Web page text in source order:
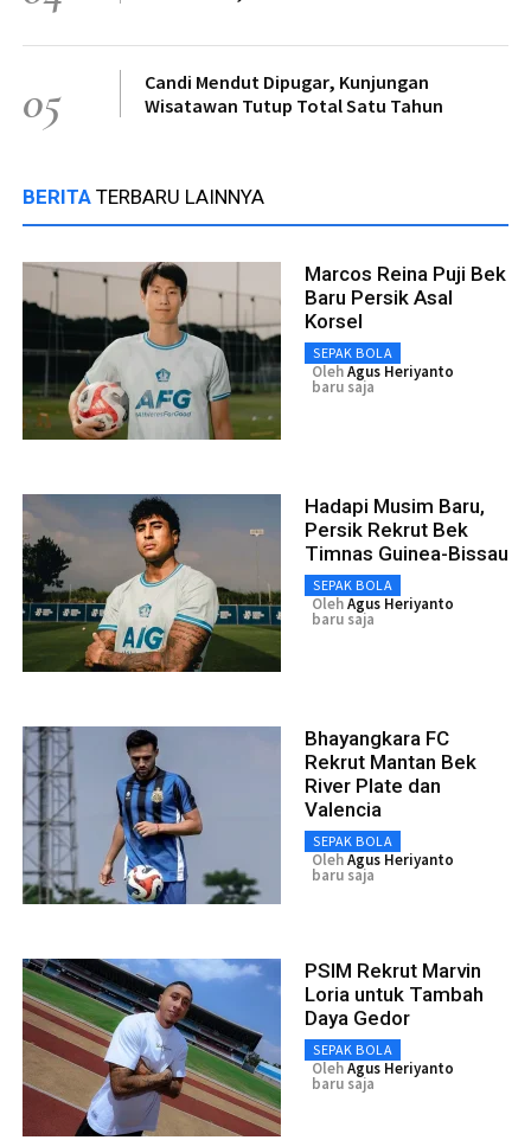
05
Candi Mendut Dipugar, Kunjungan
Wisatawan Tutup Total Satu Tahun
BERITA TERBARU LAINNYA
Marcos Reina Puji Bek
Baru Persik Asal
Korsel
SEPAK BOLA
OlehAgus Heriyanto
baru saja
Hadapi Musim Baru,
Persik Rekrut Bek
Timnas Guinea-Bissau
SEPAK BOLA
OlehAgus Heriyanto
baru saja
Bhayangkara FC
Rekrut Mantan Bek
River Plate dan
Valencia
SEPAK BOLA
OlehAgus Heriyanto
baru saja
PSIM Rekrut Marvin
Loria untuk Tambah
Daya Gedor
SEPAK BOLA
OlehAgus Heriyanto
baru saja